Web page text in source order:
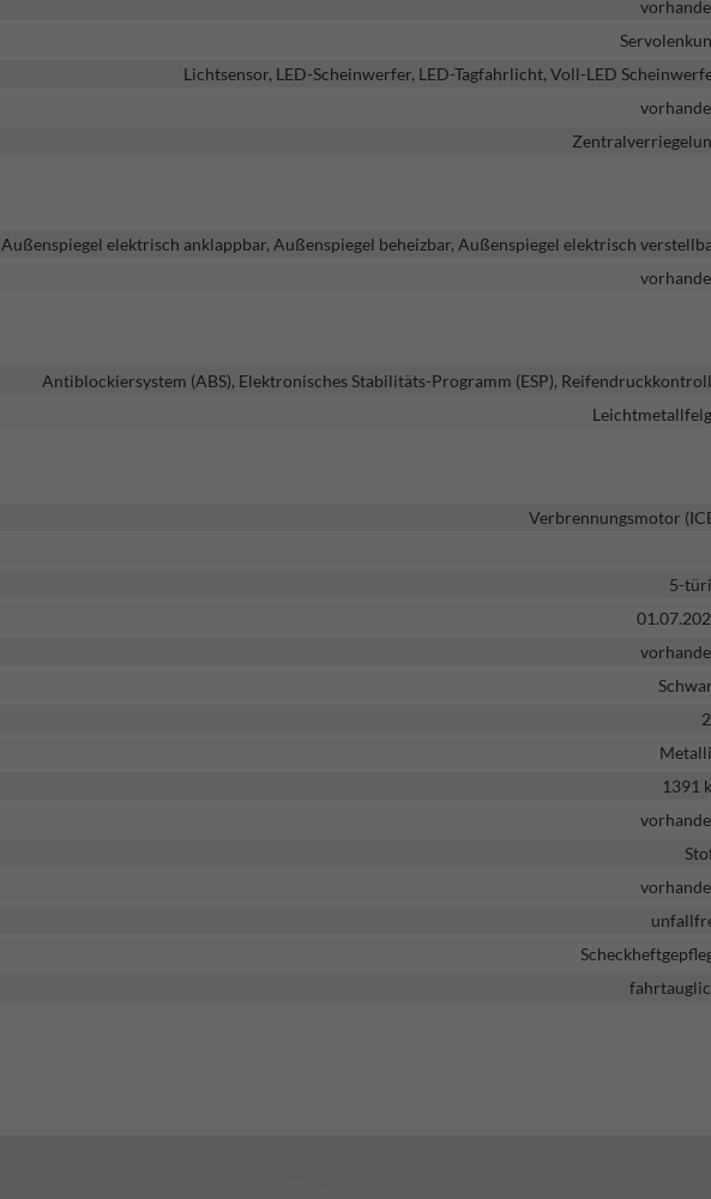
Lichtsensor, LED-Scheinwerfer, LED-Tagfahrlicht, Voll-LED
Außenspiegel elektrisch anklappbar, Außenspiegel beheizbar, Außenspiegel elektrisch
Antiblockiersystem (ABS), Elektronisches Stabilitäts-Programm (ESP),
Verbrennungsmotor
5-
1391